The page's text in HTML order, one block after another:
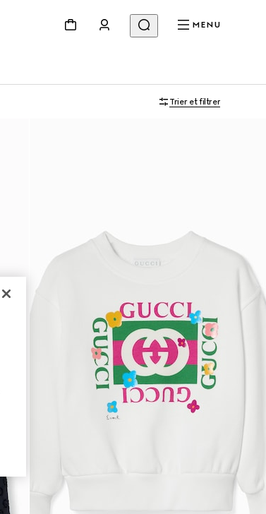
MENU
Trier et filtrer